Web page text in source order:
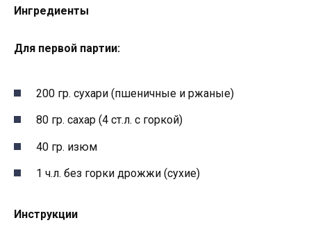
Ингредиенты
Для первой партии:
200 гр. сухари (пшеничные и ржаные)
80 гр. сахар (4 ст.л. с горкой)
40 гр. изюм
1 ч.л. без горки дрожжи (сухие)
Инструкции